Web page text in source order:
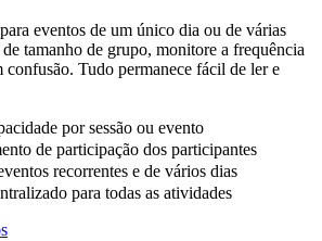
eventos de um único dia ou de várias
tamanho de grupo, monitore a frequência
confusão. Tudo permanece fácil de ler e
por sessão ou evento
de participação dos participantes
recorrentes e de vários dias
para todas as atividades